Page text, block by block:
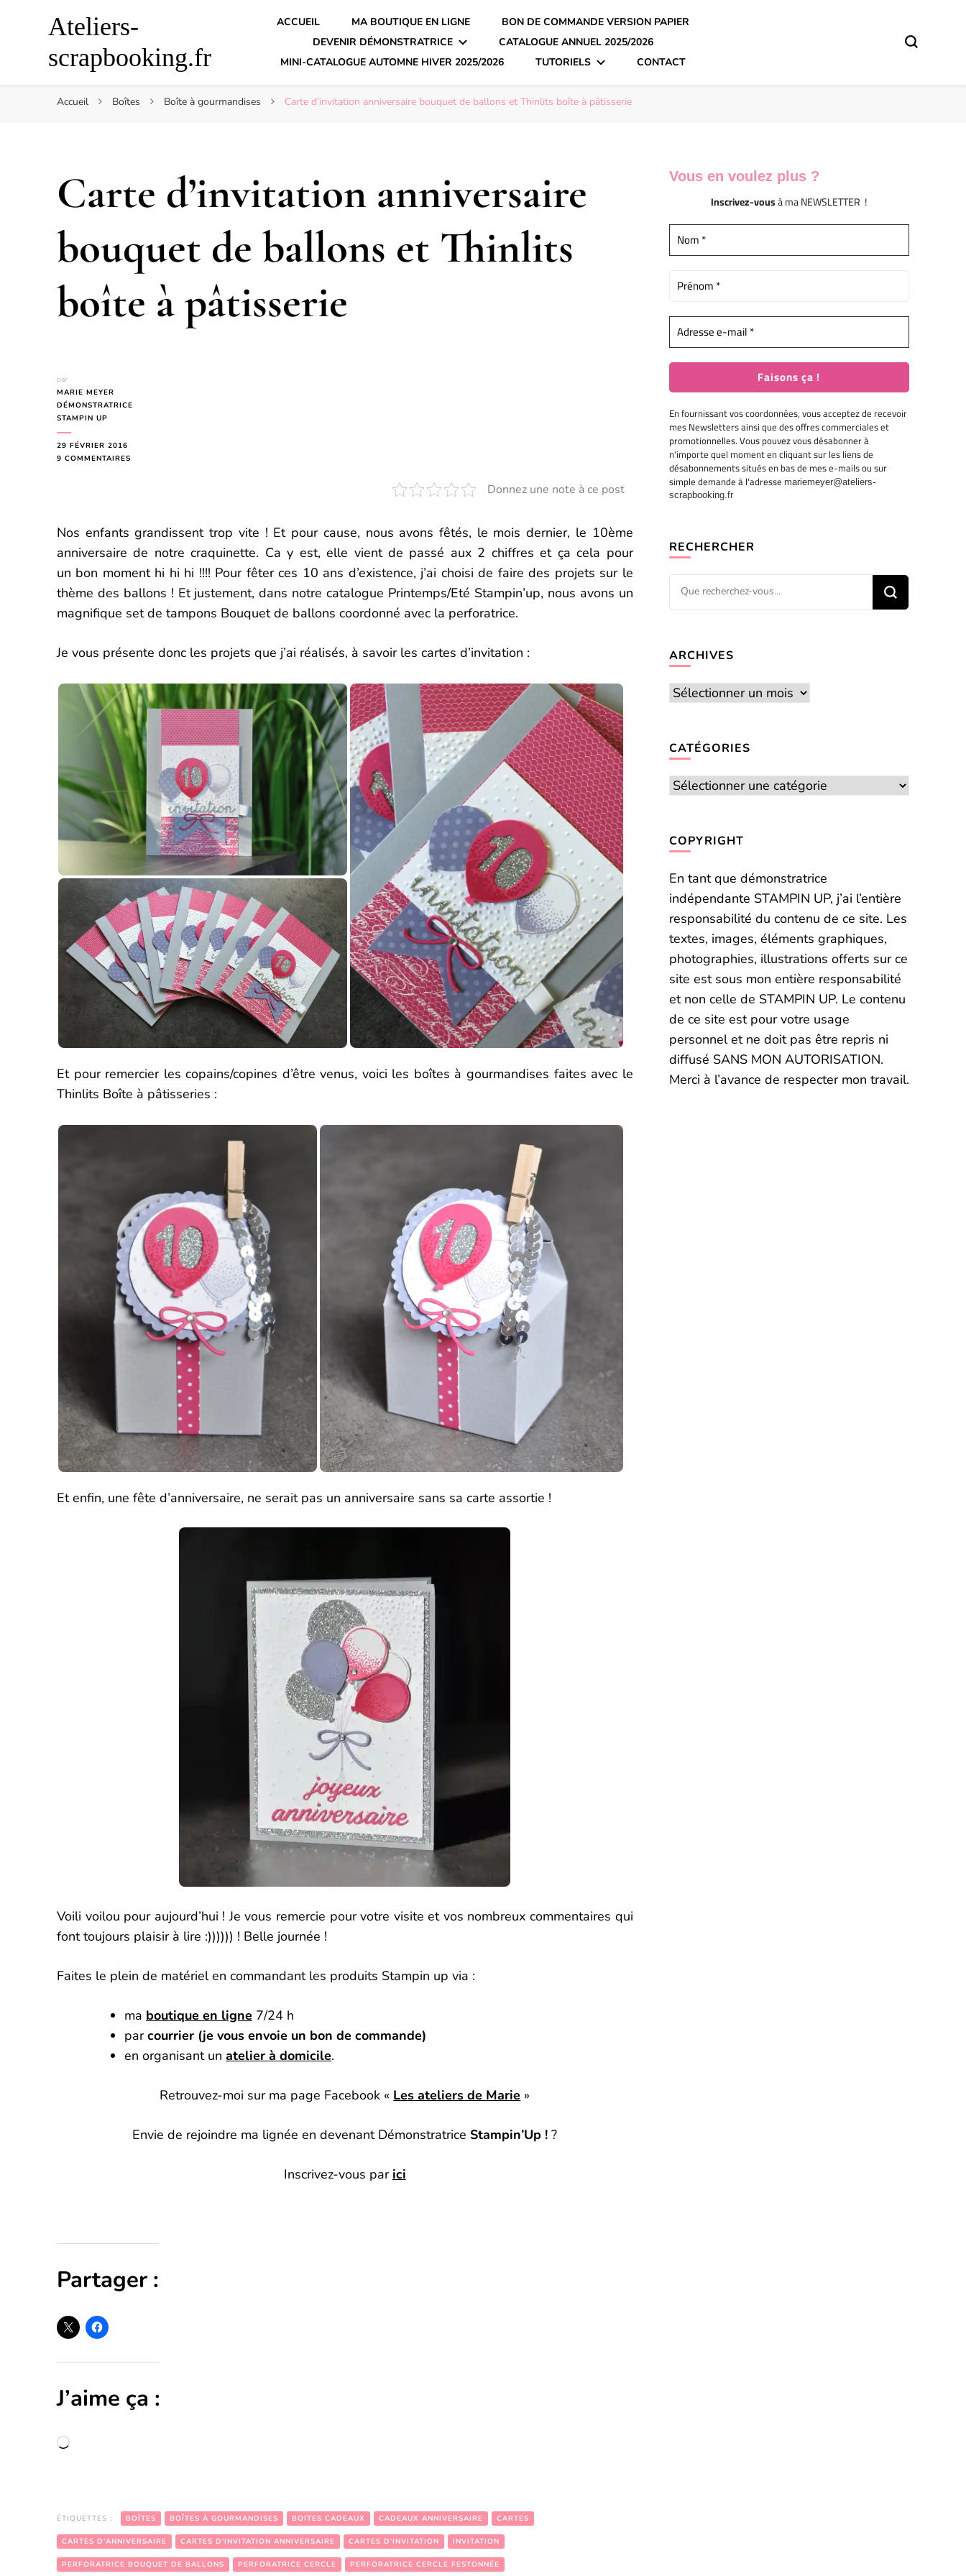
Ateliers-
scrapbooking.fr
ACCUEIL MA BOUTIQUE EN LIGNE
BON DE COMMANDE VERSION PAPIER
DEVENIR DÉMONSTRATRICE
CATALOGUE ANNUEL 2025/2026
MINI-CATALOGUE AUTOMNE HIVER 2025/2026
TUTORIELS CONTACT
Accueil Boîtes Boîte à gourmandises Carte d’invitation anniversaire bouquet de ballons et Thinlits boîte à pâtisserie
Carte d’invitation anniversaire
bouquet de ballons et Thinlits
boîte à pâtisserie
par
MARIE MEYER
DÉMONSTRATRICE
STAMPIN UP
29 FÉVRIER 2016
9 COMMENTAIRES
BALLONS
ET
BOÎTE
PÂTISSERIE
Donnez une note à ce post
Nos enfants grandissent trop vite ! Et pour cause, nous avons fêtés, le mois dernier, le 10ème
anniversaire de notre craquinette. Ca y est, elle vient de passé aux 2 chiffres et ça cela pour
un bon moment hi hi hi !!!! Pour fêter ces 10 ans d’existence, j’ai choisi de faire des projets sur le
thème des ballons ! Et justement, dans notre catalogue Printemps/Eté Stampin’up, nous avons un
magnifique set de tampons Bouquet de ballons coordonné avec la perforatrice.
Je vous présente donc les projets que j’ai réalisés, à savoir les cartes d’invitation :
Et pour remercier les copains/copines d’être venus, voici les boîtes à gourmandises faites avec le
Thinlits Boîte à pâtisseries :
Et enfin, une fête d’anniversaire, ne serait pas un anniversaire sans sa carte assortie !
Voili voilou pour aujourd’hui ! Je vous remercie pour votre visite et vos nombreux commentaires qui
font toujours plaisir à lire :)))))) ! Belle journée !
Faites le plein de matériel en commandant les produits Stampin up via :
ma boutique en ligne 7/24 h
parcourrier (je vous envoie un bon de commande)
en organisant un atelier à domicile.
Retrouvez-moi sur ma page Facebook « Les ateliers de Marie »
Envie de rejoindre ma lignée en devenant Démonstratrice Stampin’Up !?
Inscrivez-vous par ici
Partager :
J’aime ça :
Chargement…
ÉTIQUETTES : BOÎTES BOÎTES À GOURMANDISES BOITES CADEAUX CADEAUX ANNIVERSAIRE CARTES
CARTES D'ANNIVERSAIRE CARTES D'INVITATION ANNIVERSAIRE CARTES D’INVITATION INVITATION
PERFORATRICE BOUQUET DE BALLONS PERFORATRICE CERCLE PERFORATRICE CERCLE FESTONNÉE
Vous en voulez plus ?
Inscrivez-vousà ma NEWSLETTER !
En fournissant vos coordonnées, vous acceptez de recevoir
mes Newsletters ainsi que des offres commerciales et
promotionnelles. Vous pouvez vous désabonner à
n'importe quel moment en cliquant sur les liens de
désabonnements situés en bas de mes e-mails ou sur
simple demande à l'adresse mariemeyer@ateliers-
scrapbooking.fr
RECHERCHER
Vous
recherchiez
ARCHIVES
Archives
CATÉGORIES
Catégories
COPYRIGHT
En tant que démonstratrice
indépendante STAMPIN UP, j’ai l’entière
responsabilité du contenu de ce site. Les
textes, images, éléments graphiques,
photographies, illustrations offerts sur ce
site est sous mon entière responsabilité
et non celle de STAMPIN UP. Le contenu
de ce site est pour votre usage
personnel et ne doit pas être repris ni
diffusé SANS MON AUTORISATION.
Merci à l’avance de respecter mon travail.